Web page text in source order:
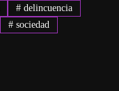
# delincuencia
# sociedad